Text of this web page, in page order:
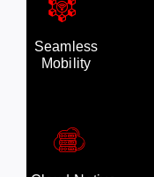
Seamless
Mobility